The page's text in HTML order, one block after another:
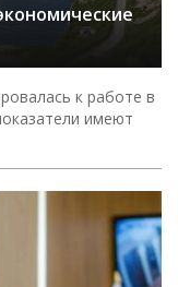
к работе в
имеют